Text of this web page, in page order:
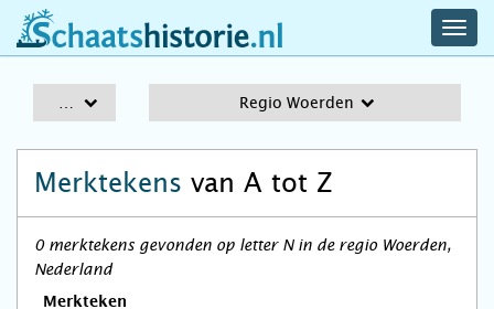
schaatshistorie.nl
Regio Woerden
Merktekens van A tot Z
0 merktekens gevonden op letter N in de regio Woerden,
Nederland
Merkteken